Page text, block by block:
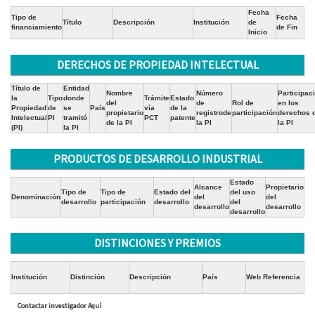
Tipo de
financiamiento
Título Descripción Institución
Fecha
de
Inicio
Fecha
de Fin
DERECHOS DE PROPIEDAD INTELECTUAL
Título de
la
Propiedad
Intelectual
(PI)
Tipo
de
PI
Entidad
donde
se
tramitó
la PI
País
Nombre
del
propietario
de la PI
Trámite
vía
PCT
Estado
de la
patente
Número
de
registrode
la PI
Rol de
participación
en los
derechos
la PI
PRODUCTOS DE DESARROLLO INDUSTRIAL
Denominación
Tipo de
desarrollo
Tipo de
participación
Estado del
desarrollo
Alcance
del
desarrollo
Estado
del uso
del
desarrollo
Propietario
del
desarrollo
DISTINCIONES Y PREMIOS
Institución Distinción Descripción País Web Referencia
Contactar investigador Aquí